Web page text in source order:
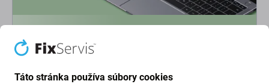
Ekológia na prvom mieste
chránili našu planétu. Prečítajte si viac o tom, ako
Táto stránka používa súbory cookies